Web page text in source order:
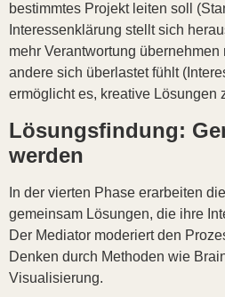
bestimmtes Projekt leiten soll
Interessenklärung stellt sich
mehr Verantwortung
andere sich überlastet fühlt
ermöglicht es, kreative Lösungen
Lösungsfindung:
werden
In der vierten Phase erarbeiten
gemeinsam Lösungen, die ihre
Der Mediator moderiert den
Denken durch Methoden wie
Visualisierung.